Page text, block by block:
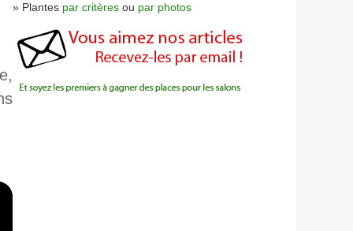
» Plantes par critères ou par photos